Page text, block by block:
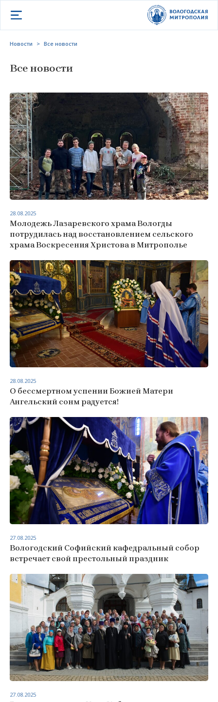
Открыть меню
Новости > Все новости
Все новости
Молодежь Лазаревского храма Вологды
потрудилась над восстановлением сельского
храма Воскресения Христова в Митрополье
28.08.2025
О бессмертном успении Божией Матери
Ангельский сонм радуется!
28.08.2025
Вологодский Софийский кафедральный собор
встречает свой престольный праздник
27.08.2025
27.08.2025